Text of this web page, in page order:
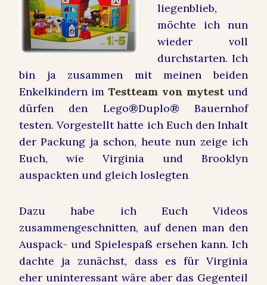
liegenblieb,
möchte ich nun
wieder voll
durchstarten. Ich
bin ja zusammen mit meinen beiden
Enkelkindern imTestteam von mytestund
dürfen den Lego®Duplo® Bauernhof
testen. Vorgestellt hatte ich Euch den Inhalt
der Packung ja schon, heute nun zeige ich
Euch, wie Virginia und Brooklyn
auspackten und gleich loslegten
Dazu habe ich Euch Videos
zusammengeschnitten, auf denen man den
Auspack- und Spielespaß ersehen kann. Ich
dachte ja zunächst, dass es für Virginia
eher uninteressant wäre aber das Gegenteil